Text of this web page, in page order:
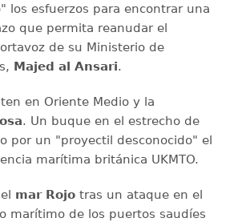
los esfuerzos para encontrar una
que permita reanudar el
de su Ministerio de
Majed al Ansari.
en Oriente Medio y la
. Un buque en el estrecho de
por un "proyectil desconocido" el
marítima británica UKMTO.
mar Rojotras un ataque en el
marítimo de los puertos saudíes